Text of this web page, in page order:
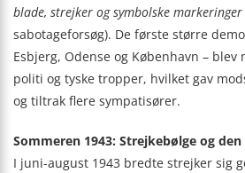
blade, strejker og symbolske markeringer
sabotageforsøg). De første større
Esbjerg, Odense og København –
politi og tyske tropper, hvilket gav
og tiltrak flere sympatisører.
Sommeren 1943: Strejkebølge og
I juni-august 1943 bredte strejker sig